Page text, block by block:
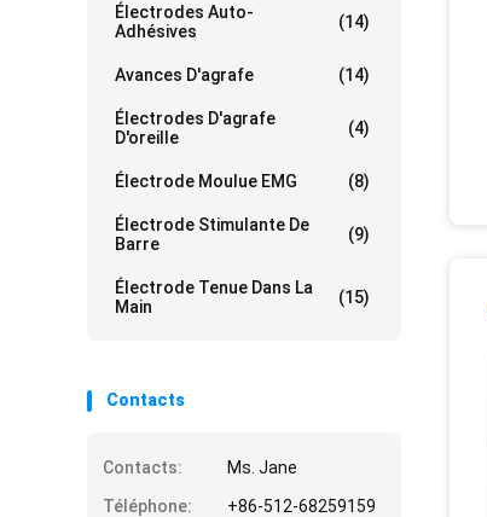
Électrodes Auto-
Adhésives
(14)
Avances D'agrafe (14)
Électrodes D'agrafe
D'oreille
(4)
Électrode Moulue EMG (8)
Électrode Stimulante De
Barre
(9)
Électrode Tenue Dans La
Main
(15)
Contacts
Contacts:
Ms. Jane
Téléphone:
+86-512-68259159